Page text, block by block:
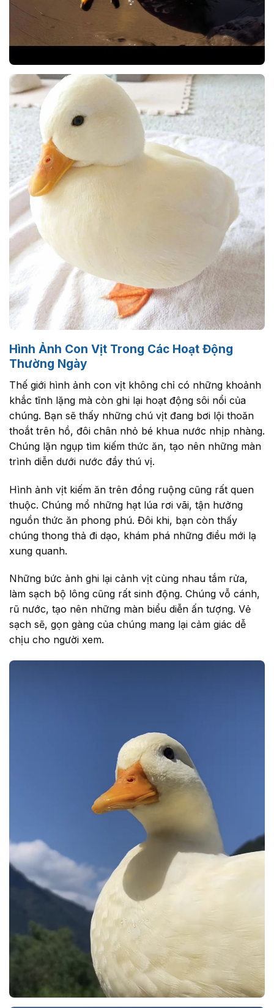
Hình Ảnh Con Vịt Trong Các Hoạt Động
Thường Ngày
Thế giới hình ảnh con vịt không chỉ có những khoảnh
khắc tĩnh lặng mà còn ghi lại hoạt động sôi nổi của
chúng. Bạn sẽ thấy những chú vịt đang bơi lội thoăn
thoắt trên hồ, đôi chân nhỏ bé khua nước nhịp nhàng.
Chúng lặn ngụp tìm kiếm thức ăn, tạo nên những màn
trình diễn dưới nước đầy thú vị.
Hình ảnh vịt kiếm ăn trên đồng ruộng cũng rất quen
thuộc. Chúng mổ những hạt lúa rơi vãi, tận hưởng
nguồn thức ăn phong phú. Đôi khi, bạn còn thấy
chúng thong thả đi dạo, khám phá những điều mới lạ
xung quanh.
Những bức ảnh ghi lại cảnh vịt cùng nhau tắm rửa,
làm sạch bộ lông cũng rất sinh động. Chúng vỗ cánh,
rũ nước, tạo nên những màn biểu diễn ấn tượng. Vẻ
sạch sẽ, gọn gàng của chúng mang lại cảm giác dễ
chịu cho người xem.